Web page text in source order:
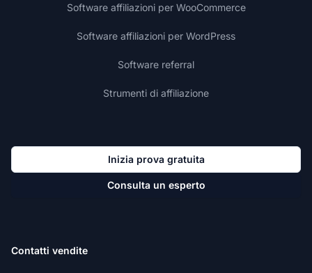
Software affiliazioni per WooCommerce
Software affiliazioni per WordPress
Software referral
Strumenti di affiliazione
Inizia prova gratuita
Consulta un esperto
Contatti vendite